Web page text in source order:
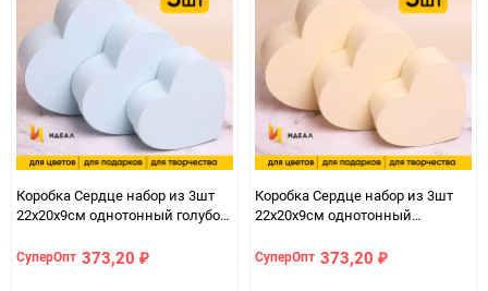
Коробка Сердце набор из 3шт
22х20х9см однотонный голубой
СуперОпт 373,20 ₽
Коробка Сердце набор из 3шт
22х20х9см однотонный
СуперОпт 373,20 ₽